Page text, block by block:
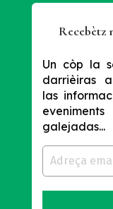
Recebètz
Un còp la
darrièiras
las
galejadas...